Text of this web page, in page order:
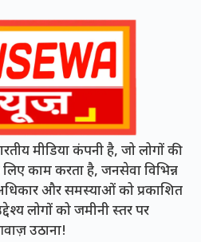
मीडिया कंपनी है, जो लोगों की
काम करता है, जनसेवा विभिन्न
और समस्याओं को प्रकाशित
लोगों को जमीनी स्तर पर
उठाना!